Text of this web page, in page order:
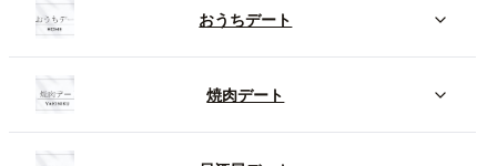
おうちデート
焼肉デート